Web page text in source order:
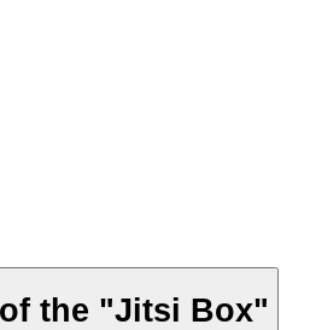
the "Jitsi Box"